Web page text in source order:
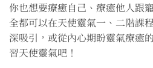
你也想要療癒自己、療癒他人跟
全都可以在天使靈氣一、二階課
深吸引，或從內心期盼靈氣療癒
習天使靈氣吧！